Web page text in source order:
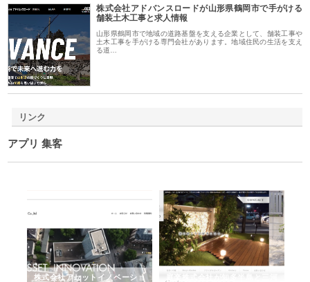
株式会社アドバンスロードが山形県鶴岡市で手がける
舗装土木工事と求人情報
山形県鶴岡市で地域の道路基盤を支える企業として、舗装工事や
土木工事を手がける専門会社があります。地域住民の生活を支え
る道…
リンク
アプリ 集客
株式会社アセットイノベーショ